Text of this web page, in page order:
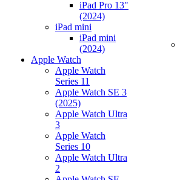
iPad Pro 13"
(2024)
iPad mini
iPad mini
(2024)
Apple Watch
Apple Watch
Series 11
Apple Watch SE 3
(2025)
Apple Watch Ultra
3
Apple Watch
Series 10
Apple Watch Ultra
2